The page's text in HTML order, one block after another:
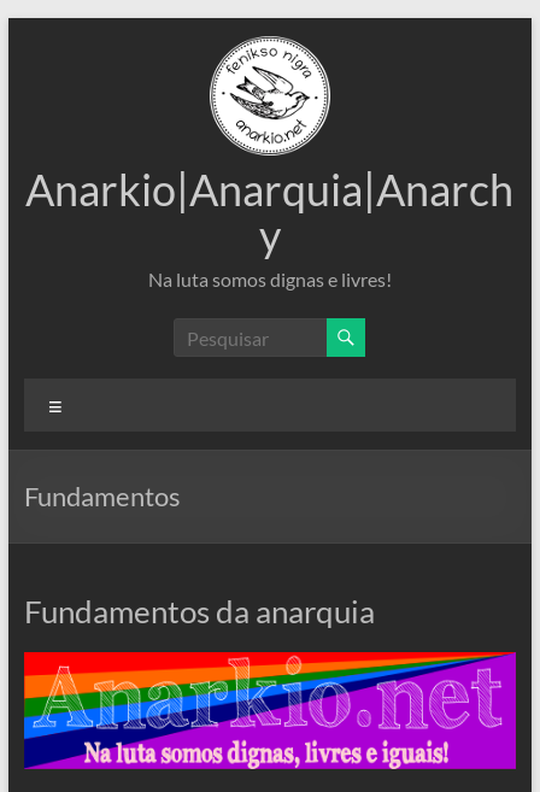
Anarkio|Anarquia|Anarch
y
Na luta somos dignas e livres!
Fundamentos
Fundamentos da anarquia